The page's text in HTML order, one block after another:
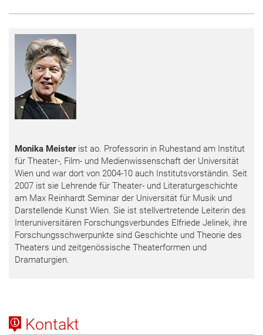
Monika Meisterist ao. Professorin in Ruhestand am Institut
für Theater-, Film- und Medienwissenschaft der Universität
Wien und war dort von 2004-10 auch Institutsvorständin. Seit
2007 ist sie Lehrende für Theater- und Literaturgeschichte
am Max Reinhardt Seminar der Universität für Musik und
Darstellende Kunst Wien. Sie ist stellvertretende Leiterin des
Interuniversitären Forschungsverbundes Elfriede Jelinek, ihre
Forschungsschwerpunkte sind Geschichte und Theorie des
Theaters und zeitgenössische Theaterformen und
Dramaturgien.
Kontakt